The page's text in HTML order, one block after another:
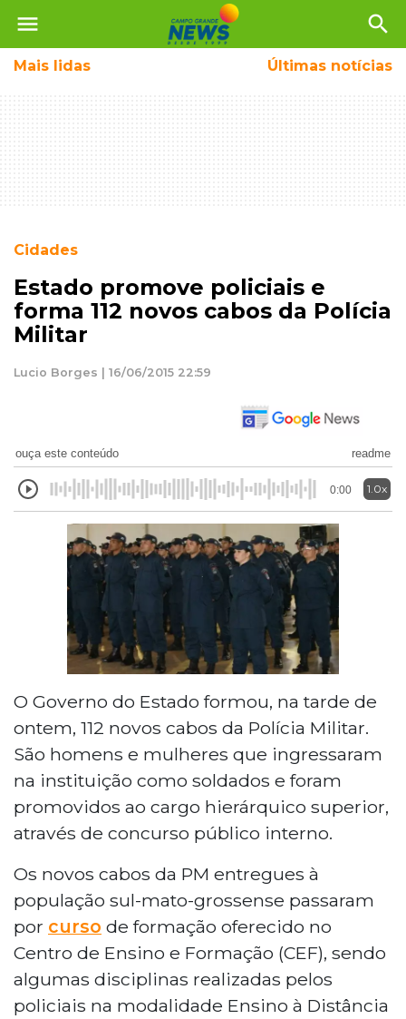
menu search
Mais lidas Últimas notícias
Cidades
Estado promove policiais e
forma 112 novos cabos da Polícia
Militar
Lucio Borges | 16/06/2015 22:59
ouça este conteúdo readme
0:00 1.0x
O Governo do Estado formou, na tarde de
ontem, 112 novos cabos da Polícia Militar.
São homens e mulheres que ingressaram
na instituição como soldados e foram
promovidos ao cargo hierárquico superior,
através de concurso público interno.
Os novos cabos da PM entregues à
população sul-mato-grossense passaram
por curso de formação oferecido no
Centro de Ensino e Formação (CEF), sendo
algumas disciplinas realizadas pelos
policiais na modalidade Ensino à Distância